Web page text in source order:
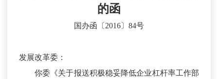
的函
国办函〔2016〕84号
发展改革委：
你委《关于报送积极稳妥降低企业杠杆率工作部